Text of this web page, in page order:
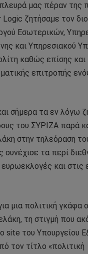
μας πέραν της
ζητήσαμε τον
Εσωτερικών,
και Υπηρεσιακού
καθώς επίσης και
επιτροπής
σήμερα τα εν λόγω
του ΣΥΡΙΖΑ παρά
στην τηλεόραση
τα περί
και στις
μια πολιτική γκάφα
τη στιγμή που
site του Υπουργείου
τον τίτλο «πολιτική